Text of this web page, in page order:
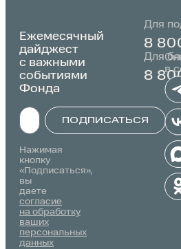
Для
8
Для
8
Ежемесячный
дайджест
с важными
событиями
Фонда
ПОДПИСАТЬСЯ
Нажимая
кнопку
«Подписаться»,
вы
даете
согласие
на обработку
ваших
персональных
данных
в